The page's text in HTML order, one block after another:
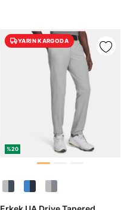
%20
YARIN KARGODA